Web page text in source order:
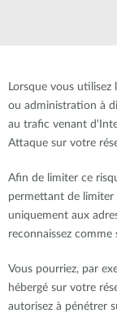
Lorsque vous
ou administration à
au trafic venant
Attaque sur votre
Afin de limiter ce
permettant de
uniquement aux
reconnaissez
Vous pourriez, par
hébergé sur votre
autorisez à pénétrer